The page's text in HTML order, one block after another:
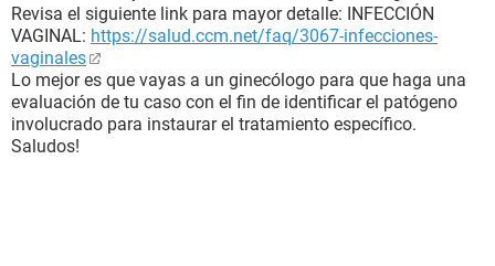
Revisa el siguiente link para mayor detalle: INFECCIÓN
VAGINAL: https://salud.ccm.net/faq/3067-infecciones-
vaginales
Lo mejor es que vayas a un ginecólogo para que haga una
evaluación de tu caso con el fin de identificar el patógeno
involucrado para instaurar el tratamiento específico.
Saludos!